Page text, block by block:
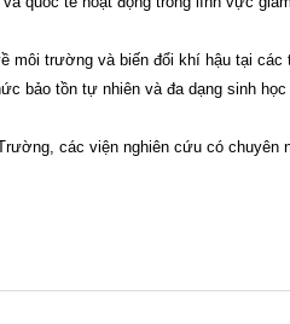
môi trường và biến đổi khí hậu tại
bảo tồn tự nhiên và đa dạng sinh
các viện nghiên cứu có chuyên